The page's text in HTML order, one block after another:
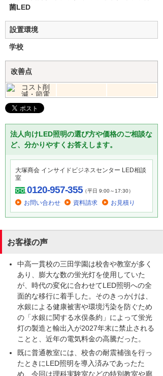
菌LED
設置環境
学校
改善点
法人向けLED照明の選び方や価格のご相談な
ど、分かりやすくお答えします。
大塚商会 インサイドビジネスセンター LED相談
室
0120-957-355（平日 9:00～17:30）
お問い合わせ 資料請求 お見積り
お客様の声
中高一貫校の三田学園は校舎や教室が多く
あり、膨大な数の蛍光灯を使用していた
が、時代の変化に合わせてLED照明への全
面的な移行に着手した。そのきっかけは、
水銀による健康被害や環境汚染を防ぐため
の「水銀に関する水俣条約」によって蛍光
灯の製造と輸出入が2027年末に禁止される
ことと、近年の電気料金の高騰だった。
既に普通教室には、校舎の耐震補強を行っ
たときにLED照明を導入済みであったた
め、今回は理科実験室などの特別教室や廊